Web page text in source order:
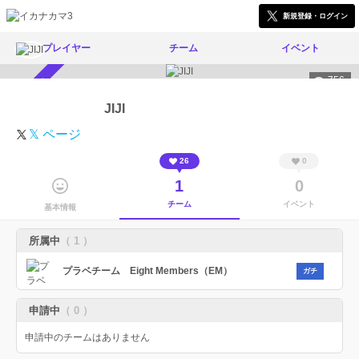
新規登録・ログイン
プレイヤー チーム イベント
756
JIJI
𝕏 ページ
基本情報
26
1
チーム
0
0
イベント
所属中 （ 1 ）
プラベチーム Eight Members（EM） ガチ
申請中 （ 0 ）
申請中のチームはありません